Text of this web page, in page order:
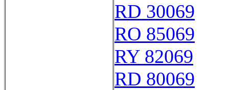
RD 30069
RO 85069
RY 82069
RD 80069